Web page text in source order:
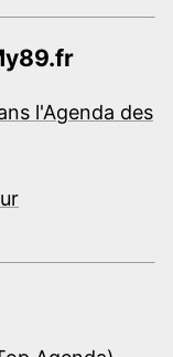
l'Agenda des